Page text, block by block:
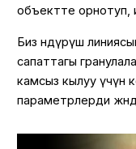
объектте орнотуп,
Биз өндүрүш
сапаттагы
камсыз кылуу үчүн
параметрлерди